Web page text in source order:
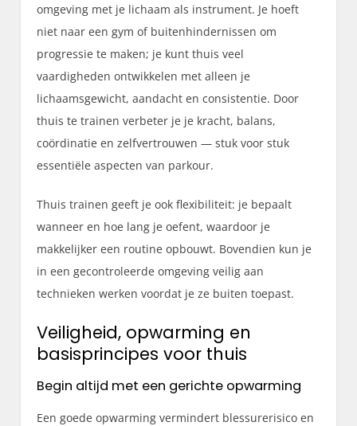
omgeving met je lichaam als instrument. Je hoeft
niet naar een gym of buitenhindernissen om
progressie te maken; je kunt thuis veel
vaardigheden ontwikkelen met alleen je
lichaamsgewicht, aandacht en consistentie. Door
thuis te trainen verbeter je je kracht, balans,
coördinatie en zelfvertrouwen — stuk voor stuk
essentiële aspecten van parkour.
Thuis trainen geeft je ook flexibiliteit: je bepaalt
wanneer en hoe lang je oefent, waardoor je
makkelijker een routine opbouwt. Bovendien kun je
in een gecontroleerde omgeving veilig aan
technieken werken voordat je ze buiten toepast.
Veiligheid, opwarming en
basisprincipes voor thuis
Begin altijd met een gerichte opwarming
Een goede opwarming vermindert blessurerisico en